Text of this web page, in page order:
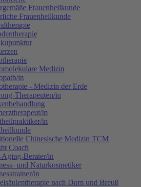
Frauenheilkunde
Frauenheilkunde
Medizin
in
- Medizin der Erde
Therapeuten/in
in
in
Chinesische Medizin TCM
Coach
Berater/in
und Naturkosmetiker
in
nach Dorn und Breuß